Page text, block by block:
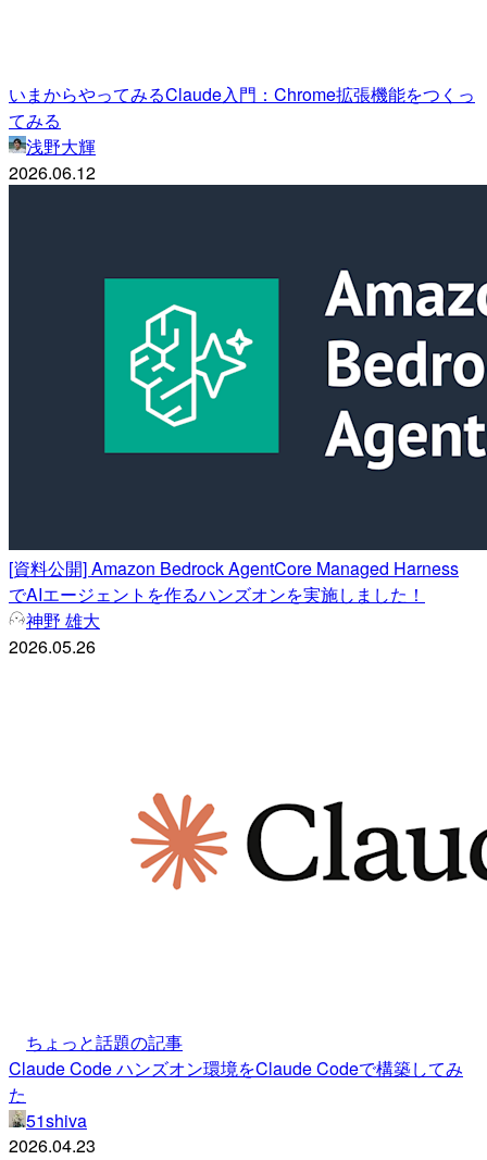
いまからやってみるClaude入門：Chrome拡張機能をつくっ
てみる
浅野大輝
2026.06.12
[資料公開] Amazon Bedrock AgentCore Managed Harness
でAIエージェントを作るハンズオンを実施しました！
神野 雄大
2026.05.26
ちょっと話題の記事
Claude Code ハンズオン環境をClaude Codeで構築してみ
た
51shiva
2026.04.23